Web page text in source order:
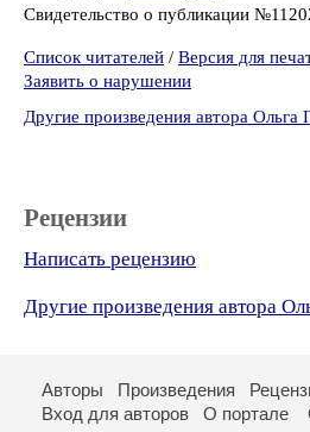
Свидетельство о публикации
Список читателей / Версия для
Заявить о нарушении
Другие произведения автора Ольга
Рецензии
Написать рецензию
Другие произведения автора
Авторы Произведения
Вход для авторов
О портале